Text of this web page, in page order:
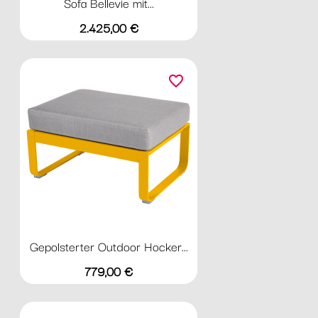
Preis
2.425,00 €
Gepolsterter Outdoor Hocker...
Preis
779,00 €
favorite_border